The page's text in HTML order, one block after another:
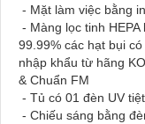
- Mặt làm việc bằng
- Màng lọc tinh
99.99% các hạt bụi
nhập khẩu từ hãng
& Chuẩn FM
- Tủ có 01 đèn UV
- Chiếu sáng bằng